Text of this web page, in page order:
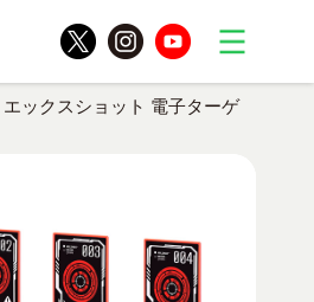
エックスショット 電子ターゲ